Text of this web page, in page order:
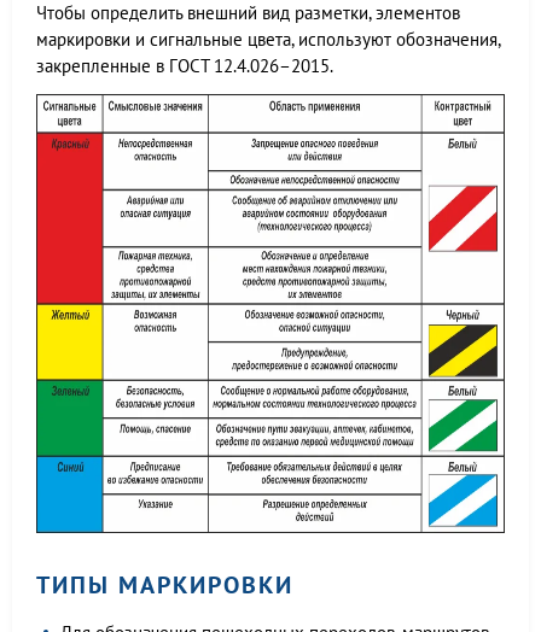
Чтобы определить внешний вид разметки, элементов
маркировки и сигнальные цвета, используют обозначения,
закрепленные в ГОСТ 12.4.026–2015.
ТИПЫ МАРКИРОВКИ